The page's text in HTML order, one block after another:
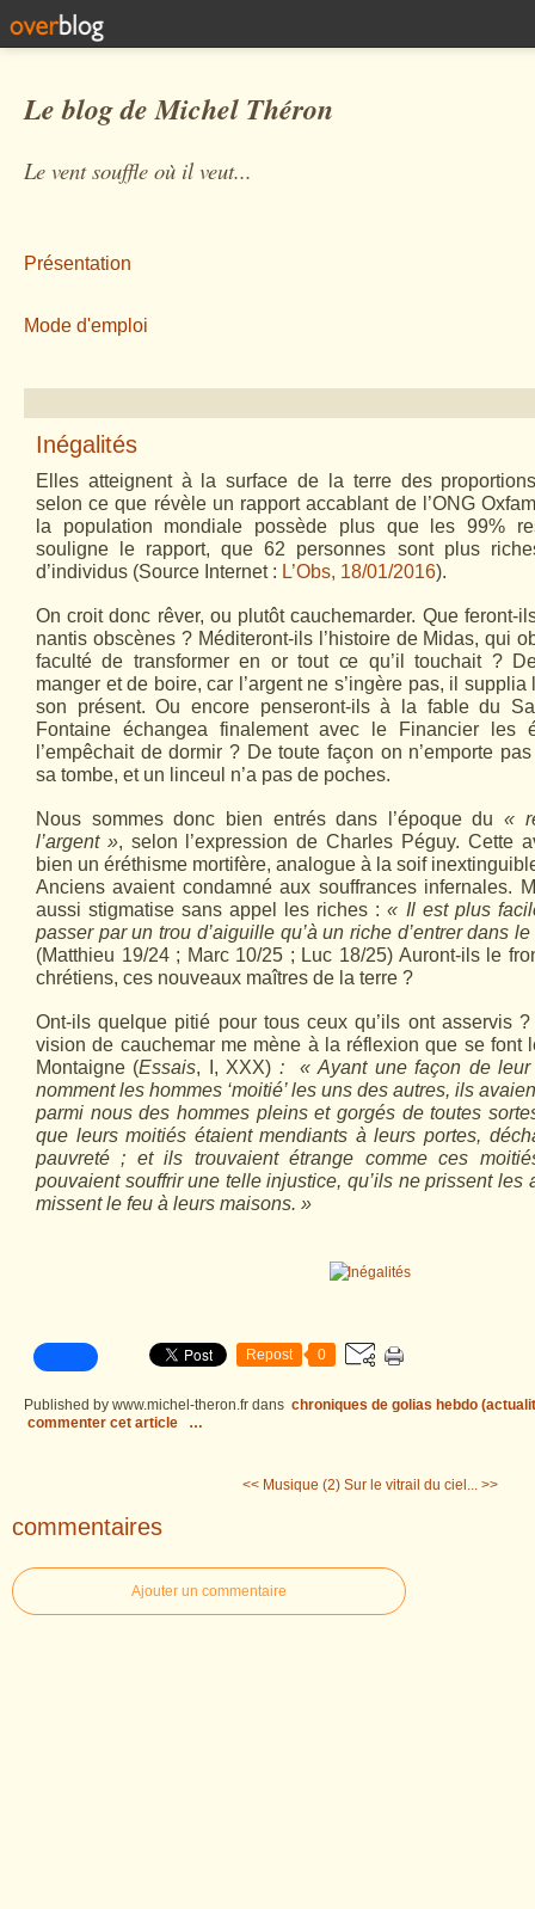
Le blog de Michel Théron
Le vent souffle où il veut...
Présentation
Mode d'emploi
Inégalités
Elles atteignent à la surface de la terre des
selon ce que révèle un rapport accablant de l’ONG
la population mondiale possède plus que les 99%
souligne le rapport, que 62 personnes sont plus
d’individus (Source Internet : L’Obs, 18/01/2016).
On croit donc rêver, ou plutôt cauchemarder. Que feront-
nantis obscènes ? Méditeront-ils l’histoire de Midas, qui
faculté de transformer en or tout ce qu’il touchait ?
manger et de boire, car l’argent ne s’ingère pas, il
son présent. Ou encore penseront-ils à la fable du
Fontaine échangea finalement avec le Financier les
l’empêchait de dormir ? De toute façon on n’emporte
sa tombe, et un linceul n’a pas de poches.
Nous sommes donc bien entrés dans l’époque du«
l’argent », selon l’expression de Charles Péguy. Cette
bien un éréthisme mortifère, analogue à la soif
Anciens avaient condamné aux souffrances infernales.
aussi stigmatise sans appel les riches :« Il est plus
passer par un trou d’aiguille qu’à un riche d’entrer dans
(Matthieu 19/24 ; Marc 10/25 ; Luc 18/25) Auront-ils le
chrétiens, ces nouveaux maîtres de la terre ?
Ont-ils quelque pitié pour tous ceux qu’ils ont asservis ?
vision de cauchemar me mène à la réflexion que se font
Montaigne (Essais, I, XXX) : « Ayant une façon de leur
nomment les hommes ‘moitié’ les uns des autres, ils
parmi nous des hommes pleins et gorgés de toutes
que leurs moitiés étaient mendiants à leurs portes,
pauvreté ; et ils trouvaient étrange comme ces
pouvaient souffrir une telle injustice, qu’ils ne prissent les
missent le feu à leurs maisons. »
Repost 0
Published by www.michel-theron.fr dans chroniques de golias hebdo
commenter cet article
…
<< Musique (2) Sur le vitrail du ciel... >>
commentaires
Ajouter un commentaire